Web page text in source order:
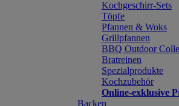
Kochgeschirr-Sets
Töpfe
Pfannen & Woks
Grillpfannen
BBQ Outdoor
Bratreinen
Spezialprodukte
Kochzubehör
Online-exklusive
Backen